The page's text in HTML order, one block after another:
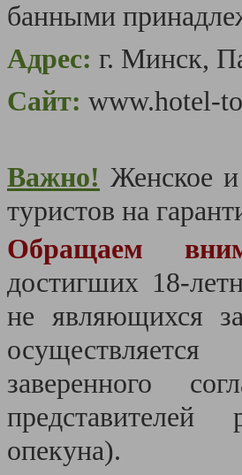
банными
Адрес: г. Минск,
Сайт: www.hotel-
Важно! Женское
туристов на
Обращаем
достигших 18-
не являющихся
заверенного
представителей
опекуна).